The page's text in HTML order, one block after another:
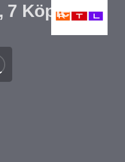
7 Köpfe”